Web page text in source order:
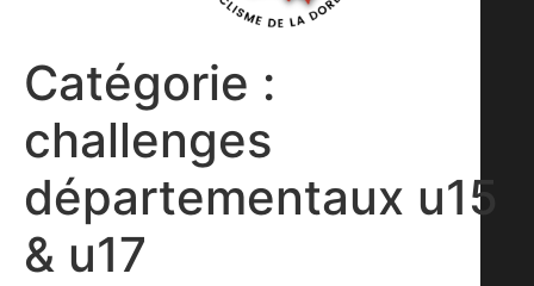
Catégorie :
challenges
départementaux u15
& u17